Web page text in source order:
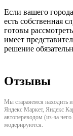
Если вашего
есть собственная
готовы
имеет
решение
Отзывы
Мы стараяемся находить
Яндекс Маркет, Яндекс
автопереводом (из-за
модерируются.